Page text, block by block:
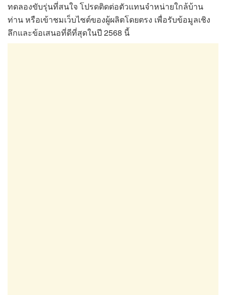
ทดลองขับรุ่นที่สนใจ โปรดติดต่อตัวแทนจำหน่ายใกล้บ้าน
ท่าน หรือเข้าชมเว็บไซต์ของผู้ผลิตโดยตรง เพื่อรับข้อมูลเชิง
ลึกและข้อเสนอที่ดีที่สุดในปี 2568 นี้